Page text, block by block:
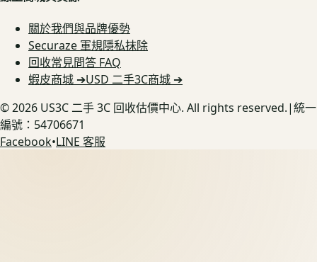
關於我們與品牌優勢
Securaze 軍規隱私抹除
回收常見問答 FAQ
蝦皮商城 ➔USD 二手3C商城 ➔
©2026 US3C 二手 3C 回收估價中心. All rights reserved.|統一
編號：54706671
Facebook•LINE 客服